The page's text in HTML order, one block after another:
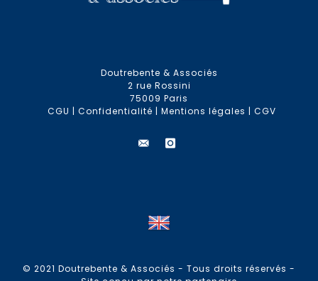
Doutrebente & Associés
2 rue Rossini
75009 Paris
CGU | Confidentialité | Mentions légales | CGV
© 2021 Doutrebente & Associés - Tous droits réservés -